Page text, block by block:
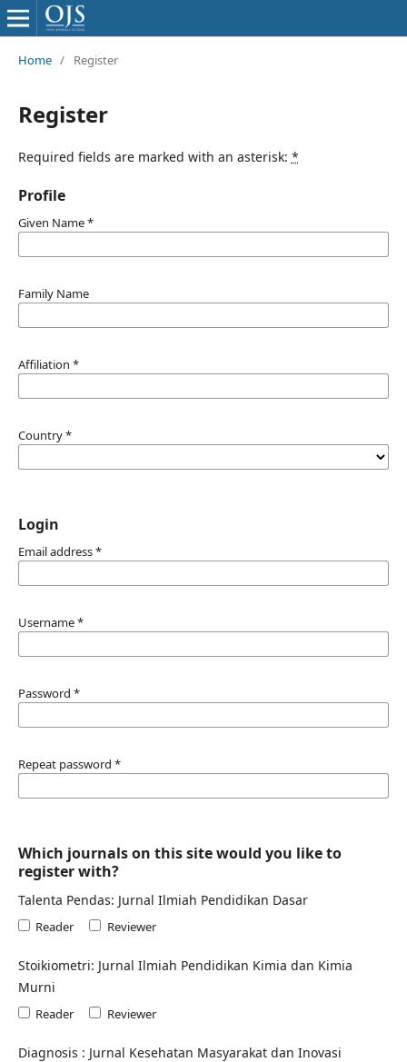
Home / Register
Register
Required fields are marked with an asterisk: *
Profile
Given Name*
Family Name
Affiliation *
Country*
Login
Email address*
Username*
Password *
Repeat password *
Which journals on this site would you like to
register with?
Talenta Pendas: Jurnal Ilmiah Pendidikan Dasar
Reader Reviewer
Stoikiometri: Jurnal Ilmiah Pendidikan Kimia dan Kimia
Murni
Reader Reviewer
Diagnosis : Jurnal Kesehatan Masyarakat dan Inovasi